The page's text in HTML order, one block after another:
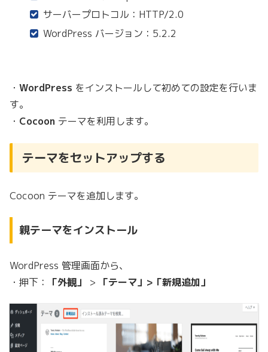
サーバープロトコル：HTTP/2.0
WordPress バージョン：5.2.2
・ WordPress をインストールして初めての設定を行いま
す。
・ Cocoon テーマを利用します。
テーマをセットアップする
Cocoon テーマを追加します。
親テーマをインストール
WordPress 管理画面から、
・押下：
「外観」 > 「テーマ」>「新規追加」